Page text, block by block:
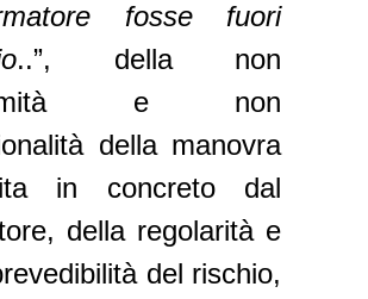
fosse fuori
..”, della non
e non
della manovra
in concreto dal
della regolarità e
del rischio,